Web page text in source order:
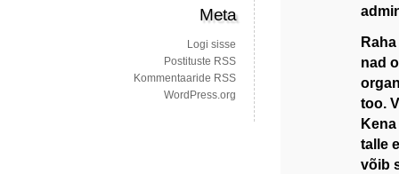
nad
too.
talle
võib
Meta
Logi sisse
Postituste RSS
Kommentaaride RSS
WordPress.org